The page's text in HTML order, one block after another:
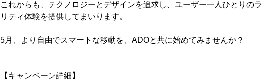
これからも、テクノロジーとデザインを追求し、ユーザー一人ひとりの
リティ体験を提供してまいります。
5月、より自由でスマートな移動を、ADOと共に始めてみませんか？
【キャンペーン詳細】